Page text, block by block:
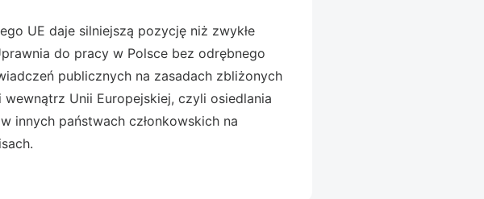
UE daje silniejszą pozycję niż zwykłe
do pracy w Polsce bez odrębnego
publicznych na zasadach zbliżonych
Unii Europejskiej, czyli osiedlania
innych państwach członkowskich na